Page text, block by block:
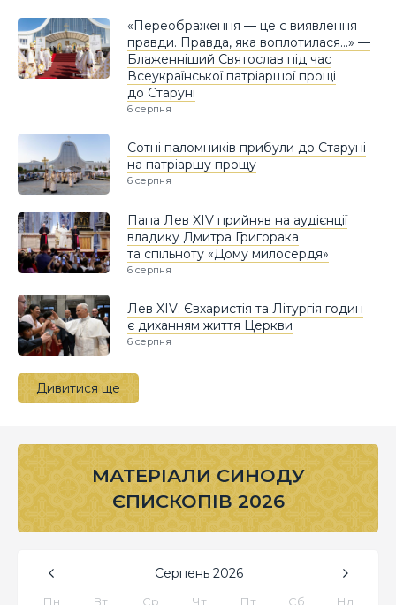
«Переображення — це є виявлення
правди. Правда, яка воплотилася…» —
Блаженніший Святослав під час
Всеукраїнської патріаршої прощі
до Старуні
6 серпня
Сотні паломників прибули до Старуні
на патріаршу прощу
6 серпня
Папа Лев XIV прийняв на аудієнції
владику Дмитра Григорака
та спільноту «Дому милосердя»
6 серпня
Лев XIV: Євхаристія та Літургія годин
є диханням життя Церкви
6 серпня
Дивитися ще
МАТЕРІАЛИ СИНОДУ
ЄПИСКОПІВ 2026
Серпень 2026
Пн Вт Ср Чт Пт Сб Нд